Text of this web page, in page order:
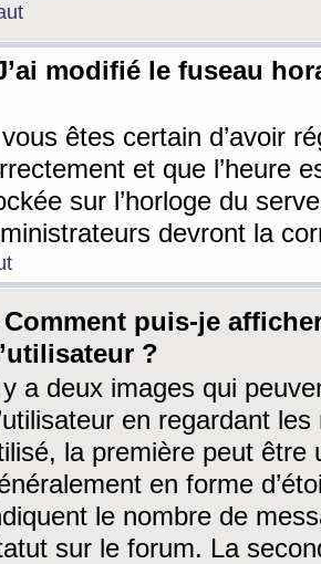
modifié le fuseau
êtes certain d’avoir
et que l’heure
sur l’horloge du
devront la
Comment puis-je
?
a deux images qui
en regardant
la première peut être
en forme
le nombre de
sur le forum. La